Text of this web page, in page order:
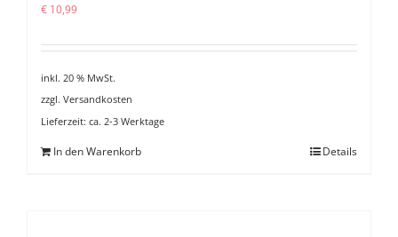
€ 10,99
inkl. 20 % MwSt.
zzgl. Versandkosten
Lieferzeit: ca. 2-3 Werktage
In den Warenkorb Details